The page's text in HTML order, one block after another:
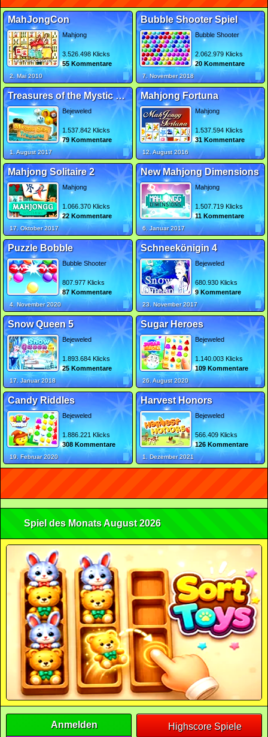
MahJongCon
Mahjong
3.526.498 Klicks
55 Kommentare
2. Mai 2010
Bubble Shooter Spiel
Bubble Shooter
2.062.979 Klicks
20 Kommentare
7. November 2018
Treasures of the Mystic Sea 2
Bejeweled
1.537.842 Klicks
79 Kommentare
1. August 2017
Mahjong Fortuna
Mahjong
1.537.594 Klicks
31 Kommentare
12. August 2016
Mahjong Solitaire 2
Mahjong
1.066.370 Klicks
22 Kommentare
17. Oktober 2017
New Mahjong Dimensions
Mahjong
1.507.719 Klicks
11 Kommentare
6. Januar 2017
Puzzle Bobble
Bubble Shooter
807.977 Klicks
87 Kommentare
4. November 2020
Schneekönigin 4
Bejeweled
680.930 Klicks
9 Kommentare
23. November 2017
Snow Queen 5
Bejeweled
1.893.684 Klicks
25 Kommentare
17. Januar 2018
Sugar Heroes
Bejeweled
1.140.003 Klicks
109 Kommentare
26. August 2020
Candy Riddles
Bejeweled
1.886.221 Klicks
308 Kommentare
19. Februar 2020
Harvest Honors
Bejeweled
566.409 Klicks
126 Kommentare
1. Dezember 2021
Spiel des Monats August 2026
Anmelden Highscore Spiele